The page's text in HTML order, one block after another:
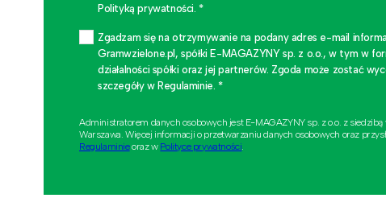
Polityką prywatności. *
Zgadzam się na otrzymywanie na podany adres e-mail
Gramwzielone.pl, spółki E-MAGAZYNY sp. z o.o., w tym w
działalności spółki oraz jej partnerów. Zgoda może zostać
szczegóły w Regulaminie. *
Administratorem danych osobowych jest E-MAGAZYNY sp. z o.o. z
Warszawa. Więcej informacji o przetwarzaniu danych osobowych oraz
Regulaminieoraz w Polityce prywatności.